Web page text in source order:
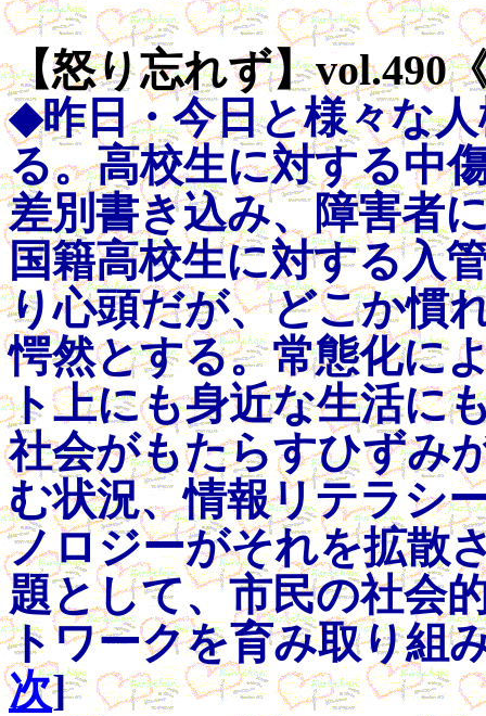
【怒り忘れず】vol.490
◆昨日・今日と様々な
る。高校生に対する中
差別書き込み、障害者
国籍高校生に対する入
り心頭だが、どこか慣
愕然とする。常態化に
ト上にも身近な生活に
社会がもたらすひずみ
む状況、情報リテラシ
ノロジーがそれを拡散
題として、市民の社会
トワークを育み取り組
次]